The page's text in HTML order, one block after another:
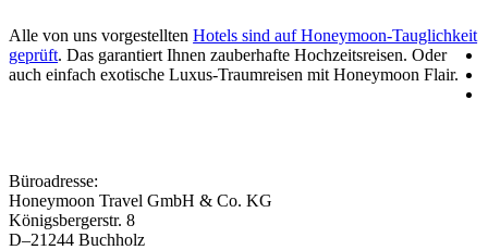
Alle von uns vorgestelltenHotels sind auf Honeymoon-Tauglichkeit
geprüft. Das garantiert Ihnen zauberhafte Hochzeitsreisen. Oder
auch einfach exotische Luxus-Traumreisen mit Honeymoon Flair.
Büroadresse:
Honeymoon Travel GmbH & Co. KG
Königsbergerstr. 8
D–21244 Buchholz